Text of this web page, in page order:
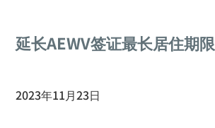
延长AEWV签证最长居住期限
2023年11月23日